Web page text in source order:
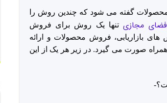
محصولات گفته می شود که چندین روش را
فضای مجازی تنها یک روش برای فروش
بازاریابی، فروش محصولات و ارائه
صورت می گیرد. در زیر هر یک از این